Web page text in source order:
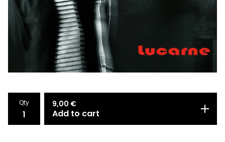
Qty 9,00 €
Add to cart